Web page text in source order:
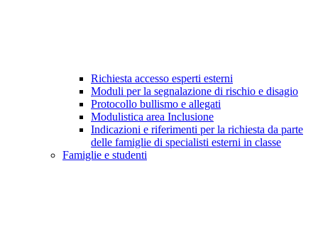
Richiesta accesso esperti esterni
Moduli per la segnalazione di rischio e disagio
Protocollo bullismo e allegati
Modulistica area Inclusione
Indicazioni e riferimenti per la richiesta da parte
delle famiglie di specialisti esterni in classe
Famiglie e studenti